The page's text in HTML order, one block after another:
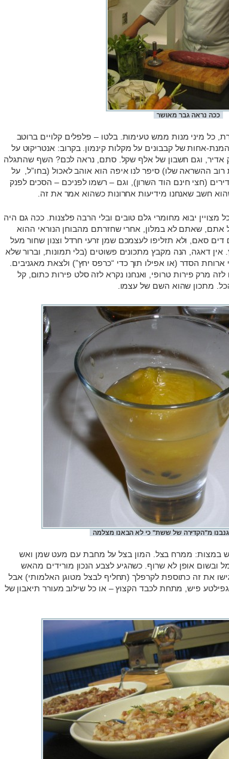
ככה נראה גבר מאושר
כל מיני מנות ממש טעימות. בלטו – פלפלים קלויים ברוטב
אחות של קבבונים על מקלות קינמון. בקרוב: אנטריקוט על
אדיר, וגם חשבון של אלף שקל. סתם, נראה לכם? השף שהתגלה
ההשראה שלו) סיפר לנו איפה הוא אוהב לאכול (בחו”ל, על
(חצי חינם הוד השרון), וגם – רשמו לפניכם – הסכים לפנק
חשב שאנחנו מידיעות אחרונות כשהוא אמר את זה.
יבוא מחומרי גלם טובים ובלי הרבה פלצנות. ככה גם היה
אתם, שאתם לא במלון, אחרי שחזרתם מהבוחן הנוראי ההוא
סאם, ולא תזליפו לעצמכם שמן זרעי חרדל וצנון שחור מעל
דאגה, הנה מקבץ מתכונים פשוטים (בלי תמונות, וברור שלא
ארוחת הסדר (או אפילו תוך כדי “כרפס יחץ”) ולצאת מאגניבים.
מרק פירות טרופי, ואנחנו נקרא לזה סלט פירות כתום, קל
מתכון שהוא השם של עצמו.
מ"הקדירה של ששת" כי לא הבאנו מצלמה
במצות: ממרח בצל. המון בצל על מחבת עם מעט שמן ואש
ובשום אופן לא שרוף. כשהגיע לצבע הנכון מורידים מהאש
את זה כתוספת לקרפלך (תחליף לבצל מטוגן האלמותי) אבל
פיש, מתחת לכבד הקצוץ – או כל שילוב מעורר תיאבון של